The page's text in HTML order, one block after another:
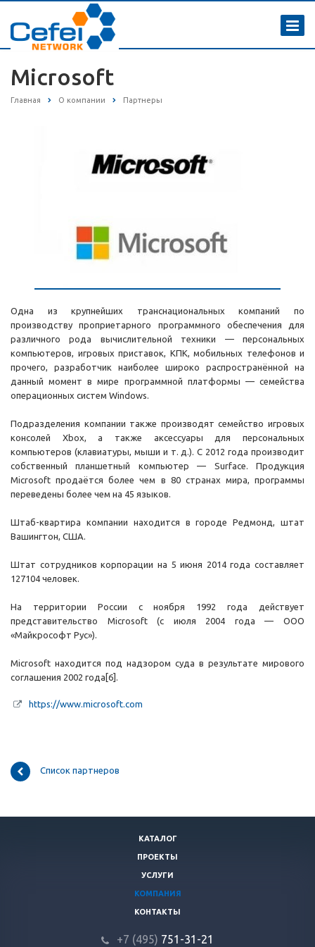
Microsoft
Главная О компании Партнеры
Одна из крупнейших транснациональных компаний по
производству проприетарного программного обеспечения для
различного рода вычислительной техники — персональных
компьютеров, игровых приставок, КПК, мобильных телефонов и
прочего, разработчик наиболее широко распространённой на
данный момент в мире программной платформы — семейства
операционных систем Windows.
Подразделения компании также производят семейство игровых
консолей Xbox, а также аксессуары для персональных
компьютеров (клавиатуры, мыши и т. д.). C 2012 года производит
собственный планшетный компьютер — Surface. Продукция
Microsoft продаётся более чем в 80 странах мира, программы
переведены более чем на 45 языков.
Штаб-квартира компании находится в городе Редмонд, штат
Вашингтон, США.
Штат сотрудников корпорации на 5 июня 2014 года составляет
127104 человек.
На территории России с ноября 1992 года действует
представительство Microsoft (с июля 2004 года — ООО
«Майкрософт Рус»).
Microsoft находится под надзором суда в результате мирового
соглашения 2002 года[6].
https://www.microsoft.com
Список партнеров
КАТАЛОГ
ПРОЕКТЫ
УСЛУГИ
КОМПАНИЯ
КОНТАКТЫ
+7 (495) 751-31 -21